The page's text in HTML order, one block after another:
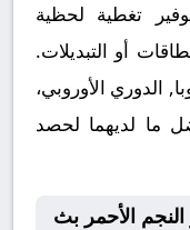
تغطية لحظية
أو التبديلات.
الدوري الأوروبي،
ما لديهما لحصد
الأحمر بث